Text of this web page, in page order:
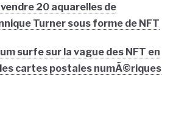
20 aquarelles de
Turner sous forme de NFT
surfe sur la vague des NFT en
cartes postales numÃ©riques